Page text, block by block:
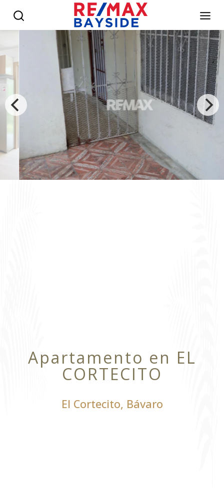
Apartamento en EL
CORTECITO
El Cortecito, Bávaro